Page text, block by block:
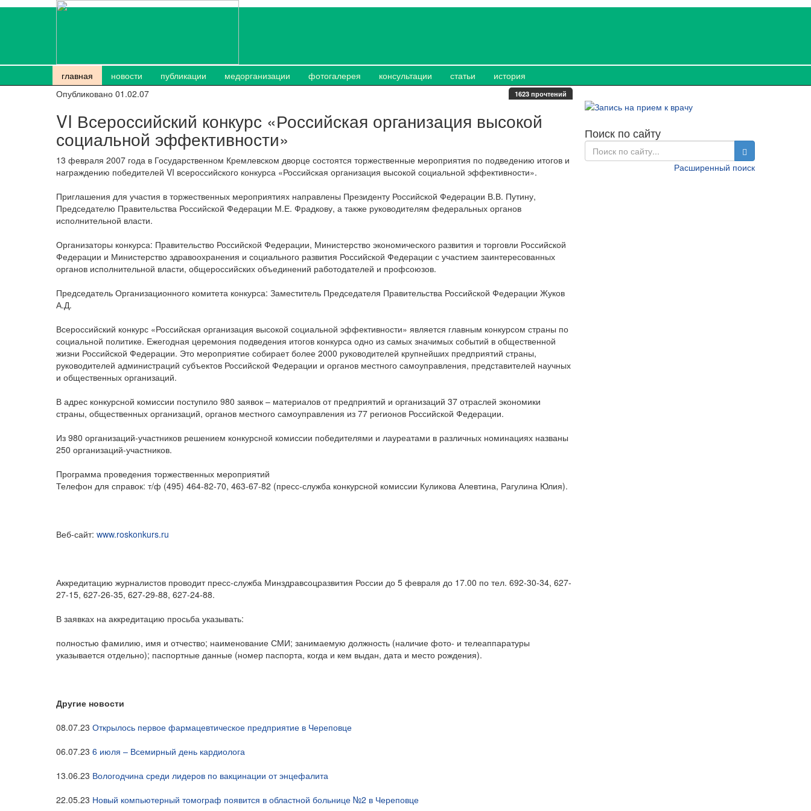
главная новости публикации медорганизации фотогалерея консультации статьи
история
Опубликовано 01.02.07
1623 прочтений
VI Всероссийский конкурс «Российская организация высокой
социальной эффективности»
13 февраля 2007 года в Государственном Кремлевском дворце состоятся торжественные мероприятия по подведению итогов и
награждению победителей VI всероссийского конкурса «Российская организация высокой социальной эффективности».
Приглашения для участия в торжественных мероприятиях направлены Президенту Российской Федерации В.В. Путину,
Председателю Правительства Российской Федерации М.Е. Фрадкову, а также руководителям федеральных органов
исполнительной власти.
Организаторы конкурса: Правительство Российской Федерации, Министерство экономического развития и торговли Российской
Федерации и Министерство здравоохранения и социального развития Российской Федерации с участием заинтересованных
органов исполнительной власти, общероссийских объединений работодателей и профсоюзов.
Председатель Организационного комитета конкурса: Заместитель Председателя Правительства Российской Федерации Жуков
А.Д.
Всероссийский конкурс «Российская организация высокой социальной эффективности» является главным конкурсом страны по
социальной политике. Ежегодная церемония подведения итогов конкурса одно из самых значимых событий в общественной
жизни Российской Федерации. Это мероприятие собирает более 2000 руководителей крупнейших предприятий страны,
руководителей администраций субъектов Российской Федерации и органов местного самоуправления, представителей научных
и общественных организаций.
В адрес конкурсной комиссии поступило 980 заявок – материалов от предприятий и организаций 37 отраслей экономики
страны, общественных организаций, органов местного самоуправления из 77 регионов Российской Федерации.
Из 980 организаций-участников решением конкурсной комиссии победителями и лауреатами в различных номинациях названы
250 организаций-участников.
Программа проведения торжественных мероприятий
Телефон для справок: т/ф (495) 464-82-70, 463-67-82 (пресс-служба конкурсной комиссии Куликова Алевтина, Рагулина Юлия).
Веб-сайт: www.roskonkurs.ru
Аккредитацию журналистов проводит пресс-служба Минздравсоцразвития России до 5 февраля до 17.00 по тел. 692-30-34, 627-
27-15, 627-26-35, 627-29-88, 627-24-88.
В заявках на аккредитацию просьба указывать:
полностью фамилию, имя и отчество; наименование СМИ; занимаемую должность (наличие фото- и телеаппаратуры
указывается отдельно); паспортные данные (номер паспорта, когда и кем выдан, дата и место рождения).
Другие новости
08.07.23 Открылось первое фармацевтическое предприятие в Череповце
06.07.23 6 июля – Всемирный день кардиолога
13.06.23 Вологодчина среди лидеров по вакцинации от энцефалита
22.05.23 Новый компьютерный томограф появится в областной больнице №2 в Череповце
Поиск по сайту
Расширенный поиск